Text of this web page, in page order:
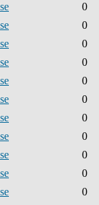
0
0
0
0
0
0
0
0
0
0
0